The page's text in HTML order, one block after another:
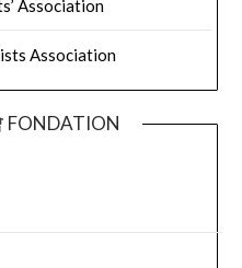
Association
Association
FONDATION